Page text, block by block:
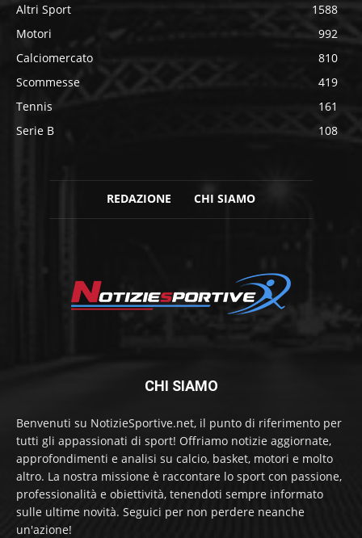
Altri Sport
1588
Motori
992
Calciomercato
810
Scommesse
419
Tennis
161
Serie B
108
REDAZIONE CHI SIAMO
CHI SIAMO
Benvenuti su NotizieSportive.net, il punto di riferimento per
tutti gli appassionati di sport! Offriamo notizie aggiornate,
approfondimenti e analisi su calcio, basket, motori e molto
altro. La nostra missione è raccontare lo sport con passione,
professionalità e obiettività, tenendoti sempre informato
sulle ultime novità. Seguici per non perdere neanche
un'azione!